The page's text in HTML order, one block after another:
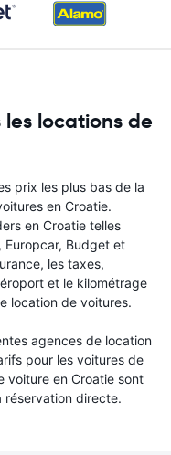
locations de
prix les plus bas de la
en Croatie.
en Croatie telles
Europcar, Budget et
les taxes,
et le kilométrage
location de voitures.
agences de location
pour les voitures de
voiture en Croatie sont
réservation directe.